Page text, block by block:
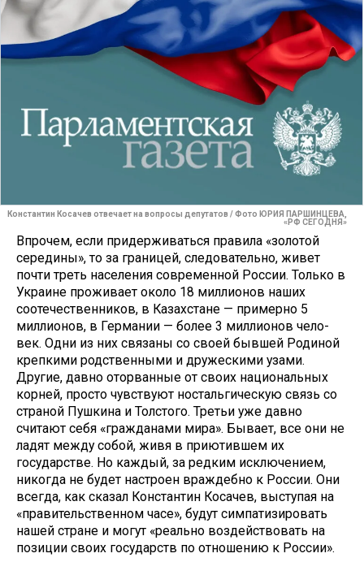
Константин Косачев отвечает на вопросы депутатов / Фото ЮРИЯ ПАРШИНЦЕВА,
«РФ СЕГОДНЯ»
Впрочем, если придерживаться прави­ла «золотой
середины», то за границей, следовательно, живет
почти треть на­селения современной России. Только в
Украине проживает около 18 мил­лионов наших
соотечественников, в Казахстане — примерно 5
миллионов, в Германии — более 3 миллионов чело­
век. Одни из них связаны со своей быв­шей Родиной
крепкими родственными и дружескими узами.
Другие, давно оторванные от своих национальных
корней, просто чувствуют ностальги­ческую связь со
страной Пушкина и Толстого. Третьи уже давно
считают себя «гражданами мира». Бывает, все они не
ладят между собой, живя в при­ютившем их
государстве. Но каждый, за редким исключением,
никогда не бу­дет настроен враждебно к России. Они
всегда, как сказал Константин Коса­чев, выступая на
«правительственном часе», будут симпатизировать
нашей стране и могут «реально воздейство­вать на
позиции своих государств по отношению к России».